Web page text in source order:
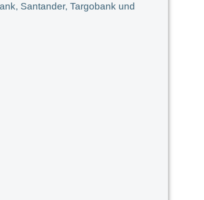
Santander, Targobank und